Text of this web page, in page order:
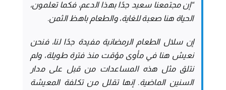
“إن مجتمعنا سعيد جدًا بهذا الدعم، فكما تعلمون،
الحياة هنا صعبة للغاية، والطعام باهظ الثمن.
إن سلال الطعام الرمضانية مفيدة جدًا لنا، فنحن
نعيش هنا في مأوى مؤقت منذ فترة طويلة، ولم
نتلق مثل هذه المساعدات من قبل على مدار
السنين الماضية. إنها تقلل من تكلفة المعيشة